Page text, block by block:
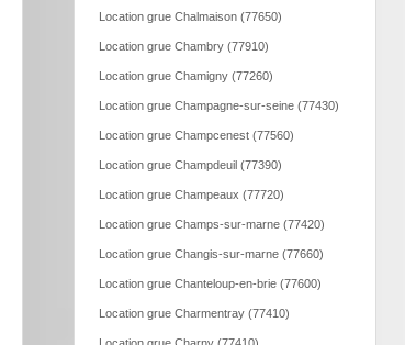
Location grue Chalmaison (77650)
Location grue Chambry (77910)
Location grue Chamigny (77260)
Location grue Champagne-sur-seine (77430)
Location grue Champcenest (77560)
Location grue Champdeuil (77390)
Location grue Champeaux (77720)
Location grue Champs-sur-marne (77420)
Location grue Changis-sur-marne (77660)
Location grue Chanteloup-en-brie (77600)
Location grue Charmentray (77410)